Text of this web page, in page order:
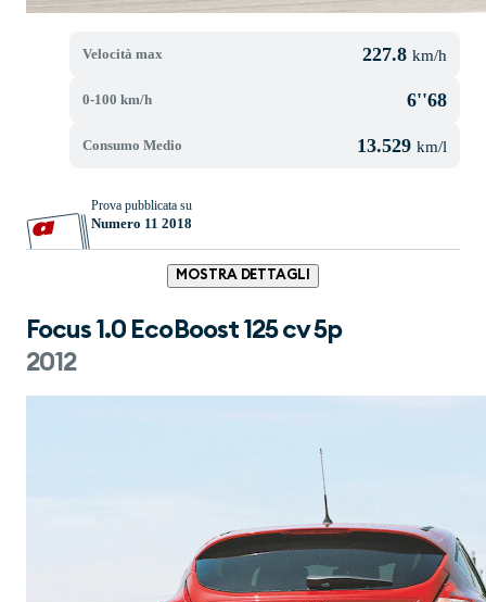
Velocità max 227.8 km/h
0-100 km/h 6''68
Consumo Medio 13.529 km/l
Prova pubblicata su
Numero 11 2018
MOSTRA DETTAGLI
Focus 1.0 EcoBoost 125 cv 5p
2012